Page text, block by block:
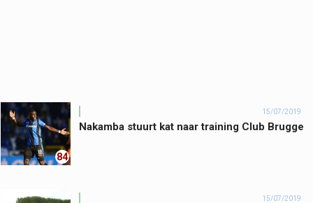
84
15/07/2019
Nakamba stuurt kat naar training Club Brugge
15/07/2019